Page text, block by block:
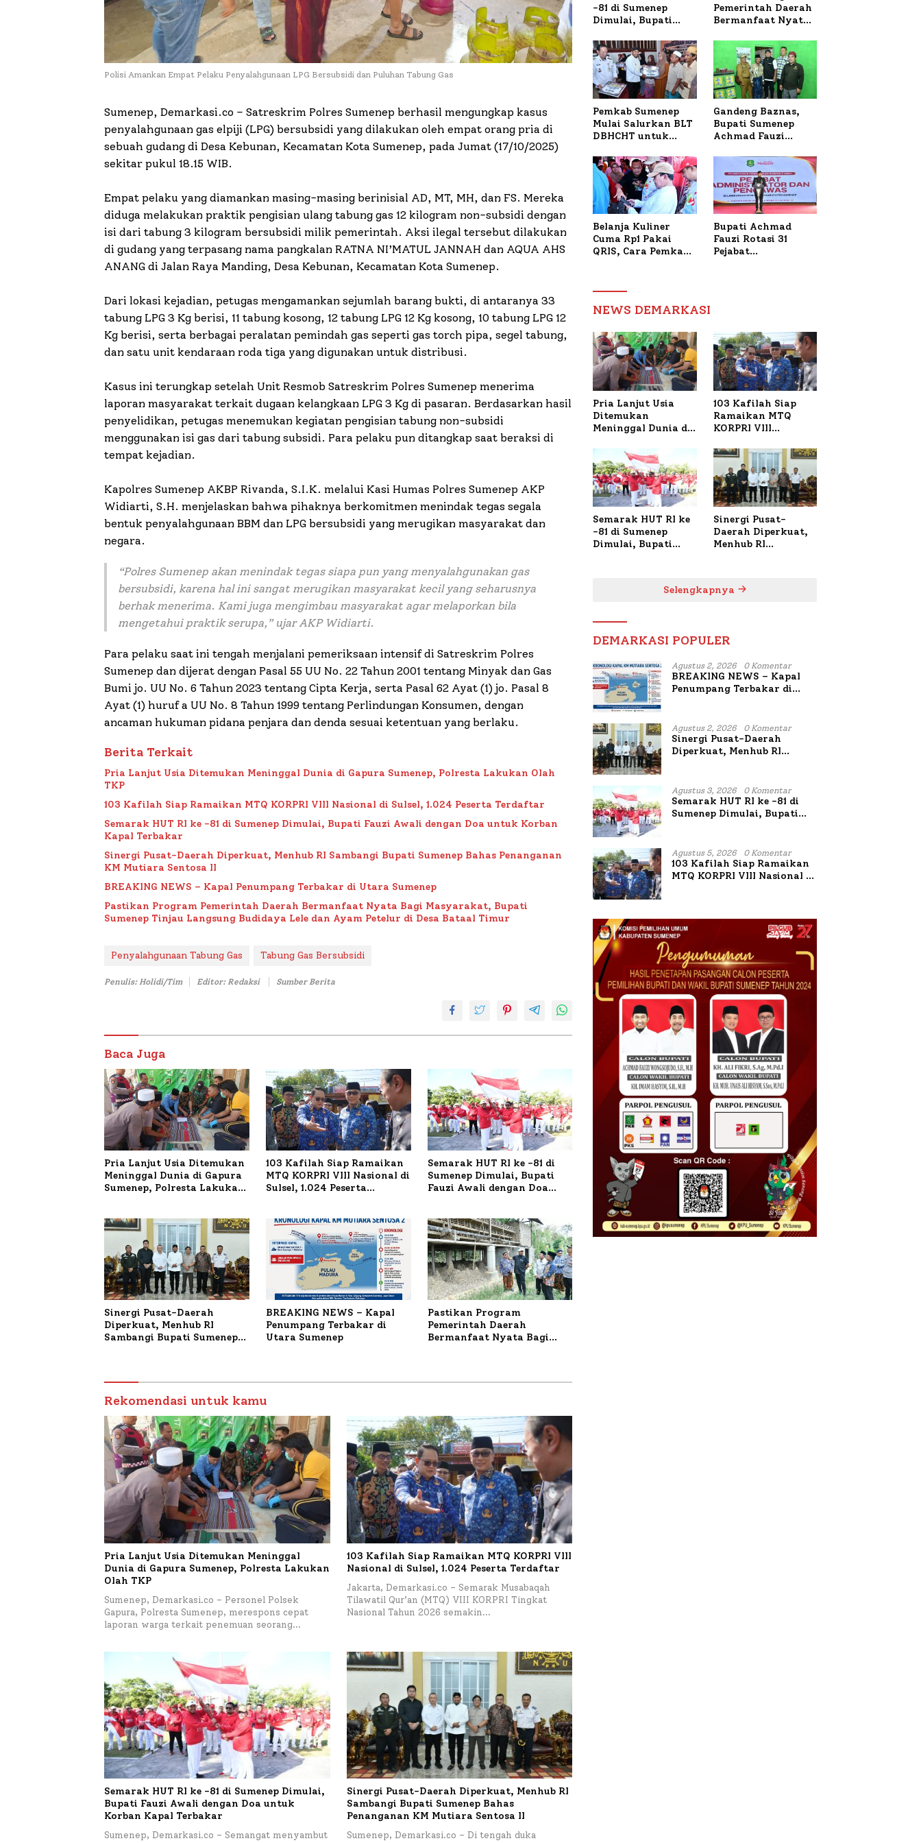
Polisi Amankan Empat Pelaku Penyalahgunaan LPG Bersubsidi dan Puluhan Tabung Gas
Sumenep, Demarkasi.co – Satreskrim Polres Sumenep berhasil mengungkap kasus
penyalahgunaan gas elpiji (LPG) bersubsidi yang dilakukan oleh empat orang pria di
sebuah gudang di Desa Kebunan, Kecamatan Kota Sumenep, pada Jumat (17/10/2025)
sekitar pukul 18.15 WIB.
Empat pelaku yang diamankan masing-masing berinisial AD, MT, MH, dan FS. Mereka
diduga melakukan praktik pengisian ulang tabung gas 12 kilogram non-subsidi dengan
isi dari tabung 3 kilogram bersubsidi milik pemerintah. Aksi ilegal tersebut dilakukan
di gudang yang terpasang nama pangkalan RATNA NI’MATUL JANNAH dan AQUA AHS
ANANG di Jalan Raya Manding, Desa Kebunan, Kecamatan Kota Sumenep.
Dari lokasi kejadian, petugas mengamankan sejumlah barang bukti, di antaranya 33
tabung LPG 3 Kg berisi, 11 tabung kosong, 12 tabung LPG 12 Kg kosong, 10 tabung LPG 12
Kg berisi, serta berbagai peralatan pemindah gas seperti gas torch pipa, segel tabung,
dan satu unit kendaraan roda tiga yang digunakan untuk distribusi.
Kasus ini terungkap setelah Unit Resmob Satreskrim Polres Sumenep menerima
laporan masyarakat terkait dugaan kelangkaan LPG 3 Kg di pasaran. Berdasarkan hasil
penyelidikan, petugas menemukan kegiatan pengisian tabung non-subsidi
menggunakan isi gas dari tabung subsidi. Para pelaku pun ditangkap saat beraksi di
tempat kejadian.
Kapolres Sumenep AKBP Rivanda, S.I.K. melalui Kasi Humas Polres Sumenep AKP
Widiarti, S.H. menjelaskan bahwa pihaknya berkomitmen menindak tegas segala
bentuk penyalahgunaan BBM dan LPG bersubsidi yang merugikan masyarakat dan
negara.
“Polres Sumenep akan menindak tegas siapa pun yang menyalahgunakan gas
bersubsidi, karena hal ini sangat merugikan masyarakat kecil yang seharusnya
berhak menerima. Kami juga mengimbau masyarakat agar melaporkan bila
mengetahui praktik serupa,” ujar AKP Widiarti.
Para pelaku saat ini tengah menjalani pemeriksaan intensif di Satreskrim Polres
Sumenep dan dijerat dengan Pasal 55 UU No. 22 Tahun 2001 tentang Minyak dan Gas
Bumi jo. UU No. 6 Tahun 2023 tentang Cipta Kerja, serta Pasal 62 Ayat (1) jo. Pasal 8
Ayat (1) huruf a UU No. 8 Tahun 1999 tentang Perlindungan Konsumen, dengan
ancaman hukuman pidana penjara dan denda sesuai ketentuan yang berlaku.
Berita Terkait
Pria Lanjut Usia Ditemukan Meninggal Dunia di Gapura Sumenep, Polresta Lakukan Olah
TKP
103 Kafilah Siap Ramaikan MTQ KORPRI VIII Nasional di Sulsel, 1.024 Peserta Terdaftar
Semarak HUT RI ke -81 di Sumenep Dimulai, Bupati Fauzi Awali dengan Doa untuk Korban
Kapal Terbakar
Sinergi Pusat-Daerah Diperkuat, Menhub RI Sambangi Bupati Sumenep Bahas Penanganan
KM Mutiara Sentosa II
BREAKING NEWS – Kapal Penumpang Terbakar di Utara Sumenep
Pastikan Program Pemerintah Daerah Bermanfaat Nyata Bagi Masyarakat, Bupati
Sumenep Tinjau Langsung Budidaya Lele dan Ayam Petelur di Desa Bataal Timur
Penyalahgunaan Tabung Gas Tabung Gas Bersubsidi
Penulis: Holidi/Tim Editor: Redaksi Sumber Berita
Baca Juga
Pria Lanjut Usia Ditemukan
Meninggal Dunia di Gapura
Sumenep, Polresta Lakukan
103 Kafilah Siap Ramaikan
MTQ KORPRI VIII Nasional di
Sulsel, 1.024 Peserta
Semarak HUT RI ke -81 di
Sumenep Dimulai, Bupati
Fauzi Awali dengan Doa
Sinergi Pusat-Daerah
Diperkuat, Menhub RI
Sambangi Bupati Sumenep
BREAKING NEWS – Kapal
Penumpang Terbakar di
Utara Sumenep
Pastikan Program
Pemerintah Daerah
Bermanfaat Nyata Bagi
Petelur di Desa Bataal Timur
Rekomendasi untuk kamu
Pria Lanjut Usia Ditemukan Meninggal
Dunia di Gapura Sumenep, Polresta Lakukan
Olah TKP
Sumenep, Demarkasi.co – Personel Polsek
Gapura, Polresta Sumenep, merespons cepat
laporan warga terkait penemuan seorang…
103 Kafilah Siap Ramaikan MTQ KORPRI VIII
Nasional di Sulsel, 1.024 Peserta Terdaftar
Jakarta, Demarkasi.co – Semarak Musabaqah
Tilawatil Qur’an (MTQ) VIII KORPRI Tingkat
Nasional Tahun 2026 semakin…
Semarak HUT RI ke -81 di Sumenep Dimulai,
Bupati Fauzi Awali dengan Doa untuk
Korban Kapal Terbakar
Sumenep, Demarkasi.co – Semangat menyambut
Sinergi Pusat-Daerah Diperkuat, Menhub RI
Sambangi Bupati Sumenep Bahas
Penanganan KM Mutiara Sentosa II
Sumenep, Demarkasi.co – Di tengah duka
-81 di Sumenep
Dimulai, Bupati
Doa untuk Korban
Kapal Terbakar
Pemerintah Daerah
Bermanfaat Nyata
Bupati Sumenep
Tinjau Langsung
Budidaya Lele dan
Ayam Petelur di
Desa Bataal Timur
Pemkab Sumenep
Mulai Salurkan BLT
DBHCHT untuk
Tani Tembakau
Gandeng Baznas,
Bupati Sumenep
Achmad Fauzi
Serahkan Bantuan
Bedah RTLH di Dua
Kecamatan
Belanja Kuliner
Cuma Rp1 Pakai
QRIS, Cara Pemkab
Bupati Achmad
Fauzi Rotasi 31
Pejabat
NEWS DEMARKASI
Pria Lanjut Usia
Ditemukan
Meninggal Dunia di
Polresta Lakukan
Olah TKP
103 Kafilah Siap
Ramaikan MTQ
KORPRI VIII
1.024 Peserta
Terdaftar
Semarak HUT RI ke
-81 di Sumenep
Dimulai, Bupati
Sinergi Pusat-
Daerah Diperkuat,
Menhub RI
Mutiara Sentosa II
Selengkapnya
DEMARKASI POPULER
Agustus 2, 2026 0 Komentar
BREAKING NEWS – Kapal
Penumpang Terbakar di
Agustus 2, 2026 0 Komentar
Sinergi Pusat-Daerah
Diperkuat, Menhub RI
Mutiara Sentosa II
Agustus 3, 2026 0 Komentar
Semarak HUT RI ke -81 di
Sumenep Dimulai, Bupati
Terbakar
Agustus 5, 2026 0 Komentar
103 Kafilah Siap Ramaikan
MTQ KORPRI VIII Nasional di